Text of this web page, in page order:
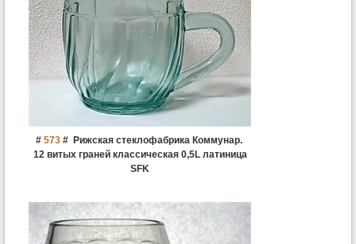
# 573#
Рижская стеклофабрика Коммунар.
12 витых граней классическая 0,5L латиница
SFK